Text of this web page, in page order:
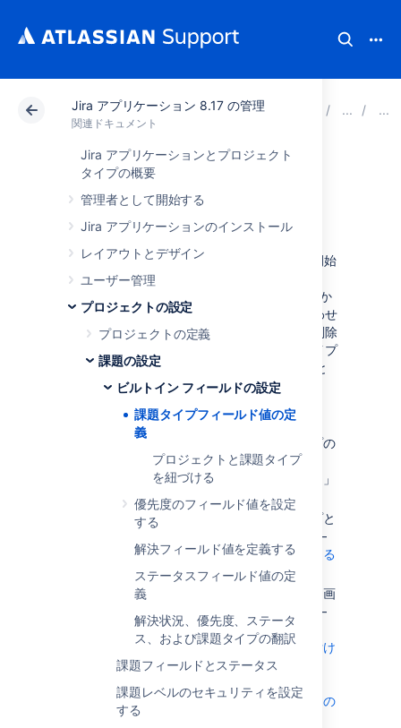
Jira アプリケーション 8.17 の管理
関連ドキュメント
Jira アプリケーションとプロジェクト
タイプの概要
管理者として開始する
Jira アプリケーションのインストール
レイアウトとデザイン
ユーザー管理
プロジェクトの設定
プロジェクトの定義
課題の設定
ビルトイン フィールドの設定
課題タイプフィールド値の定
義
プロジェクトと課題タイプ
を紐づける
優先度のフィールド値を設定
する
解決フィールド値を定義する
ステータスフィールド値の定
義
解決状況、優先度、ステータ
ス、および課題タイプの翻訳
課題フィールドとステータス
課題レベルのセキュリティを設定
する
アトラシアン サポート 関連ドキュメント Jira アプ
課題タイプフィー
ルド値の定義
Jira アプリケーションのリリースには、利用開始
時に役立つ既定の課題タイプのセット (エピッ
ク、ストーリー、タスク、サブタスク) があらか
じめ用意されています。チームのニーズに合わせ
て独自のカスタム課題タイプを追加、編集、削除
」の図では、課題タイプ
を Jira アプリケーションの他のエンティティと
関連付ける方法を示しています。
その他の利用方法：
各プロジェクトで利用可能な課題タイプの
セットをコントロール — 「
課題タイプをプロジェクトと関連付ける
」
を参照してください。
各プロジェクトで利用可能な課題タイプと
既定の課題タイプの表示順を制御する —
課題タイプをプロジェクトと関連付ける
」をご参照ください。
特定の課題タイプを特定のフィールド、画
面、およびワークフローと関連付ける —
詳細は、「
フィールドの動作を課題タイプと関連付け
」、「
画面および画面操作マッピングと課題との
関連付け